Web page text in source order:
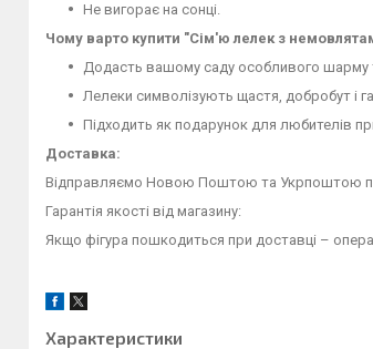
Не вигорає на сонці.
Чому варто купити "Сім'ю лелек з
Додасть вашому саду особливого шарму
Лелеки символізують щастя, добробут і
Підходить як подарунок для любителів
Доставка:
Відправляємо Новою Поштою та Укрпоштою по
Гарантія якості від магазину:
Якщо фігура пошкодиться при доставці –
Характеристики